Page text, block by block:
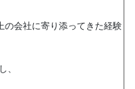
の会社に寄り添ってきた経験
、